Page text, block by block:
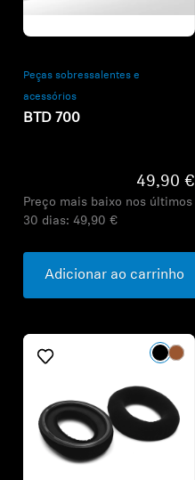
Peças sobressalentes e
acessórios
BTD 700
49,90 €
Preço mais baixo nos últimos
30 dias: 49,90 €
Adicionar ao carrinho